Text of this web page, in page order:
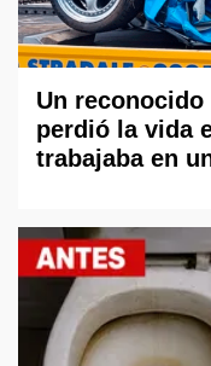
Un reconocido
perdió la vida
trabajaba en